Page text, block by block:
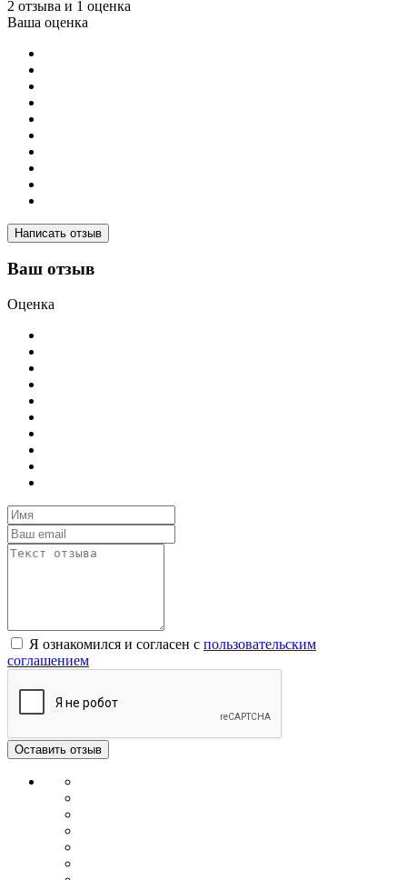
2 отзыва и 1 оценка
Ваша оценка
Написать отзыв
Ваш отзыв
Оценка
Я ознакомился и согласен с пользовательским
соглашением
Оставить отзыв